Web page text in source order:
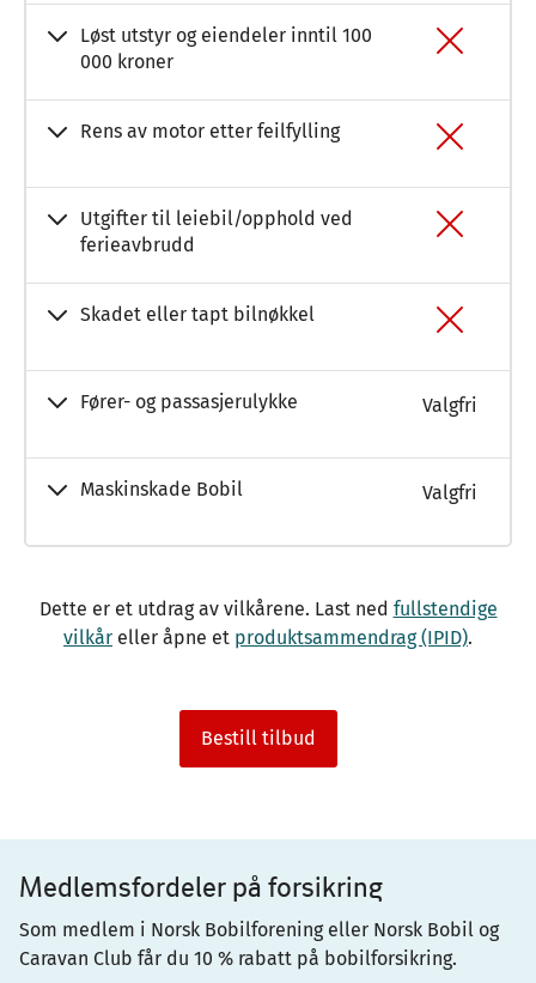
Løst utstyr og eiendeler inntil 100
000 kroner
Rens av motor etter feilfylling
Utgifter til leiebil/opphold ved
ferieavbrudd
Skadet eller tapt bilnøkkel
Fører- og passasjerulykke Valgfri
Maskinskade Bobil Valgfri
Dette er et utdrag av vilkårene. Last ned fullstendige
vilkår eller åpne et produktsammendrag (IPID).
Bestill tilbud
Medlemsfordeler på forsikring
Som medlem i Norsk Bobilforening eller Norsk Bobil og
Caravan Club får du 10 % rabatt på bobilforsikring.